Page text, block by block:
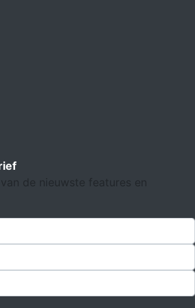
de nieuwste features en